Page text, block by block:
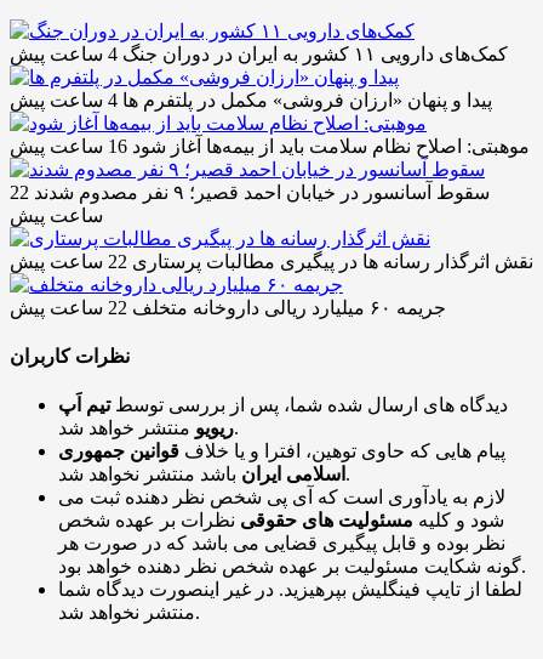
کمک‌های دارویی ۱۱ کشور به ایران در دوران جنگ 4 ساعت پیش
پیدا و پنهان «ارزان فروشی» مکمل در پلتفرم ها 4 ساعت پیش
موهبتی: اصلاح نظام سلامت باید از بیمه‌ها آغاز شود 16 ساعت پیش
سقوط آسانسور در خیابان احمد قصیر؛ ۹ نفر مصدوم شدند
22
ساعت پیش
نقش اثرگذار رسانه ها در پیگیری مطالبات پرستاری 22 ساعت پیش
جریمه ۶۰ میلیارد ریالی داروخانه متخلف 22 ساعت پیش
نظرات کاربران
دیدگاه های ارسال شده شما، پس از بررسی توسطتیم اَپ
ریویومنتشر خواهد شد.
پیام هایی که حاوی توهین، افترا و یا خلاف قوانین جمهوری
اسلامی ایران باشد منتشر نخواهد شد.
لازم به یادآوری است که آی پی شخص نظر دهنده ثبت می
شود و کلیه مسئولیت های حقوقی نظرات بر عهده شخص
نظر بوده و قابل پیگیری قضایی می باشد که در صورت هر
گونه شکایت مسئولیت بر عهده شخص نظر دهنده خواهد بود.
لطفا از تایپ فینگلیش بپرهیزید. در غیر اینصورت دیدگاه شما
منتشر نخواهد شد.